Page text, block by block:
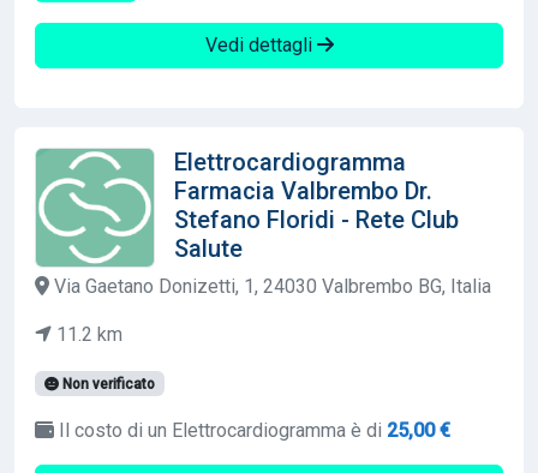
Vedi dettagli
Elettrocardiogramma
Farmacia Valbrembo Dr.
Stefano Floridi - Rete Club
Salute
Via Gaetano Donizetti, 1, 24030 Valbrembo BG, Italia
11.2 km
Non verificato
Il costo di un Elettrocardiogramma è di 25,00 €